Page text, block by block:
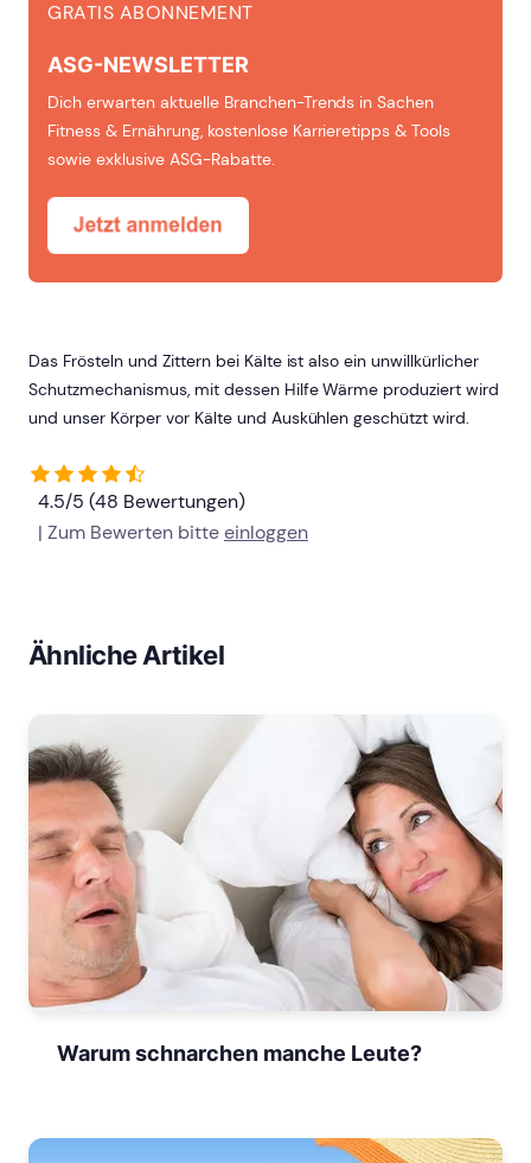
GRATIS ABONNEMENT
ASG-NEWSLETTER
Dich erwarten aktuelle Branchen-Trends in Sachen
Fitness & Ernährung, kostenlose Karrieretipps & Tools
sowie exklusive ASG-Rabatte.
Das Frösteln und Zittern bei Kälte ist also ein unwillkürlicher
Schutzmechanismus, mit dessen Hilfe Wärme produziert wird
und unser Körper vor Kälte und Auskühlen geschützt wird.
4.5/5 (48 Bewertungen)
| Zum Bewerten bitteeinloggen
Ähnliche Artikel
Warum schnarchen manche Leute?